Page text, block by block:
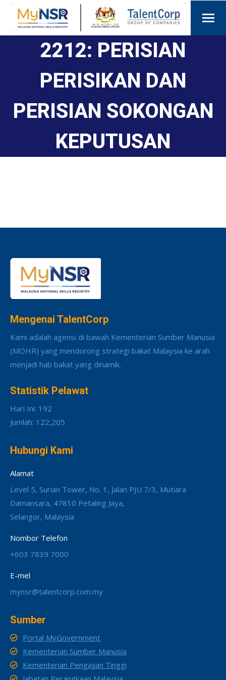
2212: PERISIAN
PERISIKAN DAN
PERISIAN SOKONGAN
KEPUTUSAN
Mengenai TalentCorp
Kami adalah agensi di bawah Kementerian Sumber Manusia
(MOHR) yang mendorong strategi bakat Malaysia ke arah
menjadi hab bakat yang dinamik.
Statistik Pelawat
Hari Ini: 192
Jumlah: 122,205
Hubungi Kami
Alamat
Level 5, Surian Tower, No. 1, Jalan PJU 7/3, Mutiara
Damansara, 47810 Petaling Jaya,
Selangor, Malaysia
Nombor Telefon
+603 7839 7000
E-mel
mynsr@talentcorp.com.my
Sumber
Portal MyGovernment
Kementerian Sumber Manusia
Kementerian Pengajian Tinggi